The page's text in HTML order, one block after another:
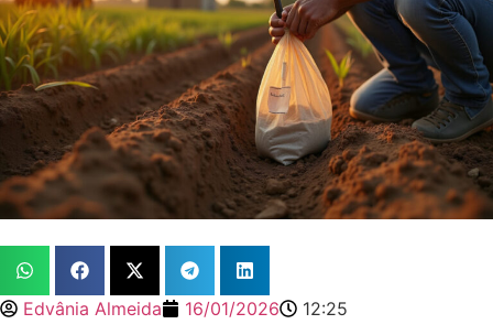
Edvânia Almeida 16/01/2026 12:25